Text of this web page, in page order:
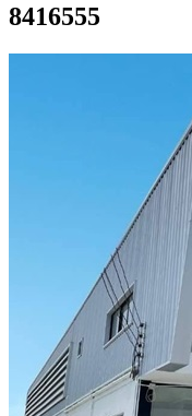
8416555